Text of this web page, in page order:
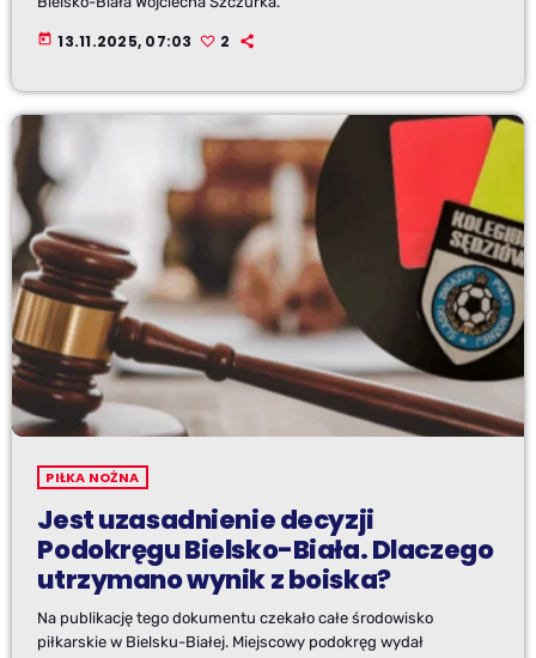
today 13.11.2025, 07:03 2
PIŁKA NOŻNA
Jest uzasadnienie decyzji
Podokręgu Bielsko-Biała. Dlaczego
utrzymano wynik z boiska?
Na publikację tego dokumentu czekało całe środowisko
piłkarskie w Bielsku-Białej. Miejscowy podokręg wydał